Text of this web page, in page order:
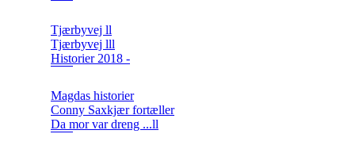
Tjærbyvej ll
Tjærbyvej lll
Historier 2018 -
Magdas historier
Conny Saxkjær fortæller
Da mor var dreng ...ll